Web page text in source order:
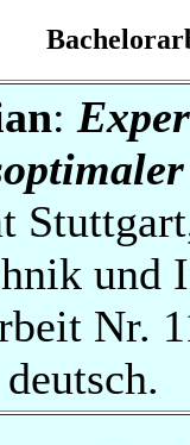
:
und
Nr.